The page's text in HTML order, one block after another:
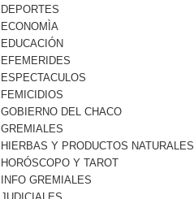
DEPORTES
ECONOMÌA
EDUCACIÓN
EFEMERIDES
ESPECTACULOS
FEMICIDIOS
GOBIERNO DEL CHACO
GREMIALES
HIERBAS Y PRODUCTOS NATURALES
HORÓSCOPO Y TAROT
INFO GREMIALES